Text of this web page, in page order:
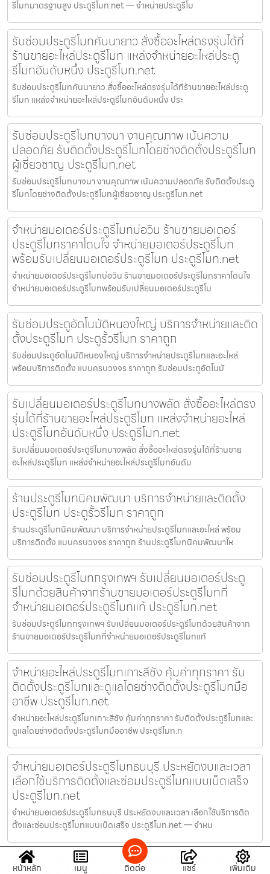
รีโมทมาตรฐานสูง ประตูรีโมท.net — จำหน่ายประตูรีโม
รับซ่อมประตูรีโมทคันนายาว สั่งซื้ออะไหล่ตรงรุ่นได้ที่
ร้านขายอะไหล่ประตูรีโมท แหล่งจำหน่ายอะไหล่ประตู
รีโมทอันดับหนึ่ง ประตูรีโมท.net
รับซ่อมประตูรีโมทคันนายาว สั่งซื้ออะไหล่ตรงรุ่นได้ที่ร้านขายอะไหล่ประตู
รีโมท แหล่งจำหน่ายอะไหล่ประตูรีโมทอันดับหนึ่ง ประ
รับซ่อมประตูรีโมทบางนา งานคุณภาพ เน้นความ
ปลอดภัย รับติดตั้งประตูรีโมทโดยช่างติดตั้งประตูรีโมท
ผู้เชี่ยวชาญ ประตูรีโมท.net
รับซ่อมประตูรีโมทบางนา งานคุณภาพ เน้นความปลอดภัย รับติดตั้งประตู
รีโมทโดยช่างติดตั้งประตูรีโมทผู้เชี่ยวชาญ ประตูรีโมท.net
จำหน่ายมอเตอร์ประตูรีโมทบ่อวิน ร้านขายมอเตอร์
ประตูรีโมทราคาโดนใจ จำหน่ายมอเตอร์ประตูรีโมท
พร้อมรับเปลี่ยนมอเตอร์ประตูรีโมท ประตูรีโมท.net
จำหน่ายมอเตอร์ประตูรีโมทบ่อวิน ร้านขายมอเตอร์ประตูรีโมทราคาโดนใจ
จำหน่ายมอเตอร์ประตูรีโมทพร้อมรับเปลี่ยนมอเตอร์ประตูรีโม
รับซ่อมประตูอัตโนมัติหนองใหญ่ บริการจำหน่ายและติด
ตั้งประตูรีโมท ประตูรั้วรีโมท ราคาถูก
รับซ่อมประตูอัตโนมัติหนองใหญ่ บริการจำหน่ายประตูรีโมทและอะไหล่
พร้อมบริการติดตั้ง แบบครบวงจร ราคาถูก รับซ่อมประตูอัตโนมั
รับเปลี่ยนมอเตอร์ประตูรีโมทบางพลัด สั่งซื้ออะไหล่ตรง
รุ่นได้ที่ร้านขายอะไหล่ประตูรีโมท แหล่งจำหน่ายอะไหล่
ประตูรีโมทอันดับหนึ่ง ประตูรีโมท.net
รับเปลี่ยนมอเตอร์ประตูรีโมทบางพลัด สั่งซื้ออะไหล่ตรงรุ่นได้ที่ร้านขาย
อะไหล่ประตูรีโมท แหล่งจำหน่ายอะไหล่ประตูรีโมทอันดับ
ร้านประตูรีโมทนิคมพัฒนา บริการจำหน่ายและติดตั้ง
ประตูรีโมท ประตูรั้วรีโมท ราคาถูก
ร้านประตูรีโมทนิคมพัฒนา บริการจำหน่ายประตูรีโมทและอะไหล่ พร้อม
บริการติดตั้ง แบบครบวงจร ราคาถูก ร้านประตูรีโมทนิคมพัฒนาให
รับซ่อมประตูรีโมทกรุงเทพฯ รับเปลี่ยนมอเตอร์ประตู
รีโมทด้วยสินค้าจากร้านขายมอเตอร์ประตูรีโมทที่
จำหน่ายมอเตอร์ประตูรีโมทแท้ ประตูรีโมท.net
รับซ่อมประตูรีโมทกรุงเทพฯ รับเปลี่ยนมอเตอร์ประตูรีโมทด้วยสินค้าจาก
ร้านขายมอเตอร์ประตูรีโมทที่จำหน่ายมอเตอร์ประตูรีโมทแท้
จำหน่ายอะไหล่ประตูรีโมทเกาะสีชัง คุ้มค่าทุกราคา รับ
ติดตั้งประตูรีโมทและดูแลโดยช่างติดตั้งประตูรีโมทมือ
อาชีพ ประตูรีโมท.net
จำหน่ายอะไหล่ประตูรีโมทเกาะสีชัง คุ้มค่าทุกราคา รับติดตั้งประตูรีโมทและ
ดูแลโดยช่างติดตั้งประตูรีโมทมืออาชีพ ประตูรีโมท.n
จำหน่ายมอเตอร์ประตูรีโมทธนบุรี ประหยัดงบและเวลา
เลือกใช้บริการติดตั้งและซ่อมประตูรีโมทแบบเบ็ดเสร็จ
ประตูรีโมท.net
จำหน่ายมอเตอร์ประตูรีโมทธนบุรี ประหยัดงบและเวลา เลือกใช้บริการติด
ตั้งและซ่อมประตูรีโมทแบบเบ็ดเสร็จ ประตูรีโมท.net — จำหน
ร้านประตูรีโมทศรีราชา บริการจำหน่ายและติดตั้งประตู
หน้าหลัก เมนู ติดต่อ แชร์ เพิ่มเติม